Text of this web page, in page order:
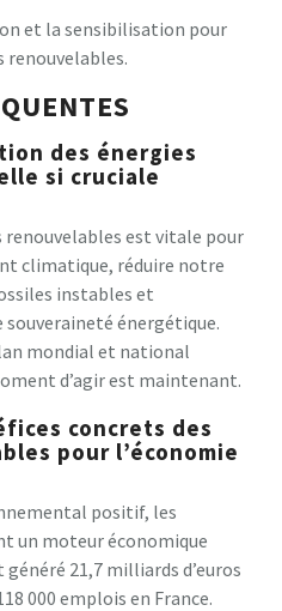
et la sensibilisation pour
renouvelables.
des énergies
si cruciale
renouvelables est vitale pour
climatique, réduire notre
instables et
énergétique.
mondial et national
d’agir est maintenant.
concrets des
pour l’économie
positif, les
un moteur économique
21,7 milliards d’euros
000 emplois en France.